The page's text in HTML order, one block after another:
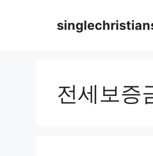
전세보증